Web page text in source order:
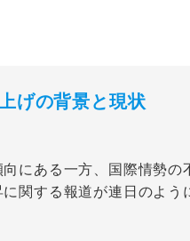
げの背景と現状
にある一方、国際情勢の
関する報道が連日のよう